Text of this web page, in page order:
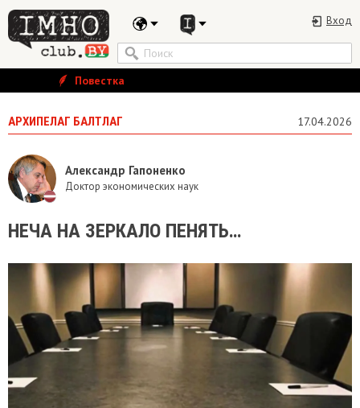
Вход
Повестка
АРХИПЕЛАГ БАЛТЛАГ 17.04.2026
Александр Гапоненко
Доктор экономических наук
НЕЧА НА ЗЕРКАЛО ПЕНЯТЬ…